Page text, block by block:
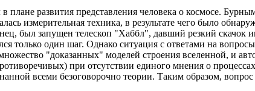
развития представления человека о космосе.
измерительная техника, в результате чего было
был запущен телескоп "Хаббл", давший резкий
только один шаг. Однако ситуация с ответами на
"доказанных" моделей строения вселенной, и
при отсутствии единого мнения о
всеми безоговорочно теории. Таким образом,